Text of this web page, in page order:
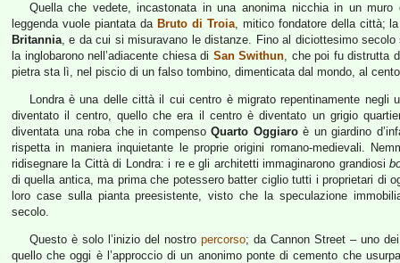
Quella che vedete, incastonata in una anonima nicchia in un
leggenda vuole piantata da Bruto di Troia, mitico fondatore della città;
Britannia, e da cui si misuravano le distanze. Fino al diciottesimo
la inglobarono nell’adiacente chiesa di San Swithun, che poi fu distrutta
pietra sta lì, nel piscio di un falso tombino, dimenticata dal mondo, al
Londra è una delle città il cui centro è migrato repentinamente
diventato il centro, quello che era il centro è diventato un grigio
diventata una roba che in compenso Quarto Oggiaroè un giardino
rispetta in maniera inquietante le proprie origini romano-medievali.
ridisegnare la Città di Londra: i re e gli architetti immaginarono grandiosi
di quella antica, ma prima che potessero batter ciglio tutti i proprietari di
loro case sulla pianta preesistente, visto che la speculazione
secolo.
Questo è solo l’inizio del nostro percorso; da Cannon Street – uno
quello che oggi è l’approccio di un anonimo ponte di cemento che